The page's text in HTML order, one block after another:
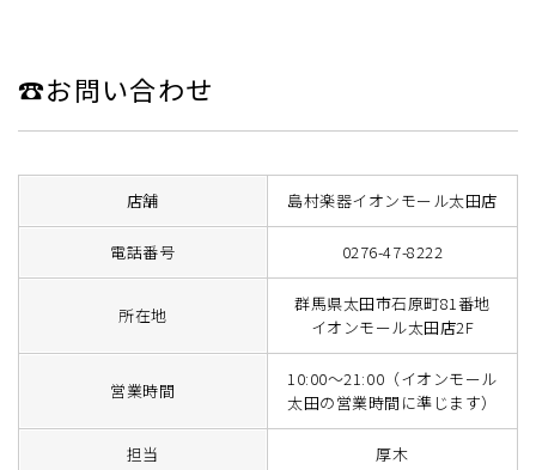
☎お問い合わせ
店舗 島村楽器イオンモール太田店
電話番号 0276-47-8222
所在地
群馬県太田市石原町81番地
イオンモール太田店2F
営業時間
10:00〜21:00（イオンモール
太田の営業時間に準じます）
担当 厚木